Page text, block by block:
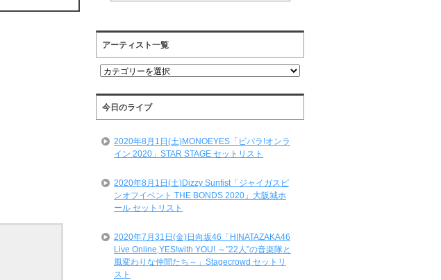
アーティスト一覧
ア
テ
ィ
ス
一
今日のライブ
2020年8月1日(土)MONOEYES「ビバラ!オンラ
イン 2020」STAR STAGE セットリスト
2020年8月1日(土)Dizzy Sunfist「ジャイガスピ
ンオフイベント THE BONDS 2020」大阪城ホ
ール セットリスト
2020年7月31日(金)日向坂46「HINATAZAKA46
Live Online,YES!with YOU! ～”22人”の音楽隊と
風変わりな仲間たち～」Stagecrowd セットリ
スト